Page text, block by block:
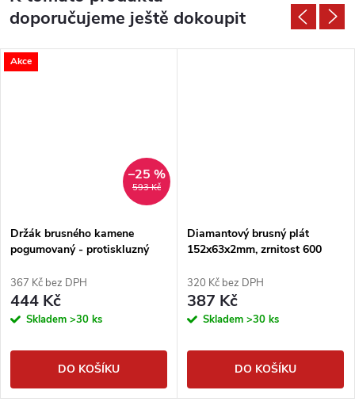
doporučujeme ještě dokoupit
Akce
593 Kč
–25 %
Držák brusného kamene
pogumovaný - protiskluzný
367 Kč bez DPH
444 Kč
Skladem >30 ks
DO KOŠÍKU
Diamantový brusný plát
152x63x2mm, zrnitost 600
320 Kč bez DPH
387 Kč
Skladem >30 ks
DO KOŠÍKU